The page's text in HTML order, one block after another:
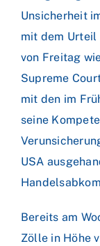
Unsicherheit
mit dem Urteil
von Freitag
Supreme
mit den im
seine
USA
Bereits am
Zölle in Höhe